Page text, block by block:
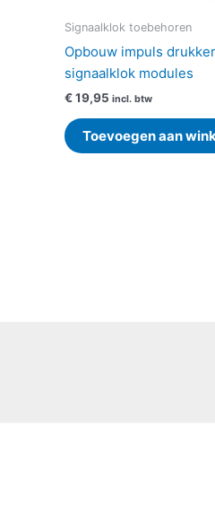
Signaalklok toebehoren
Opbouw impuls
signaalklok modules
€19,95 incl. btw
Toevoegen aan